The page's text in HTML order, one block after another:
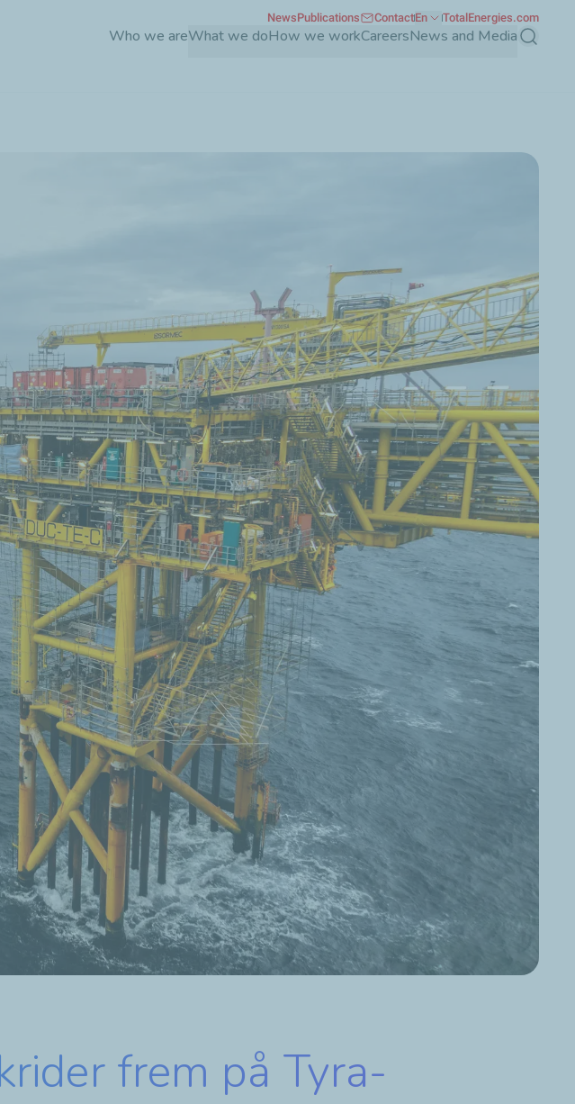
Who we areWhat we doHow we workCareersNews and Media Search
NewsPublications ContactEn TotalEnergies.com
frem på Tyra-